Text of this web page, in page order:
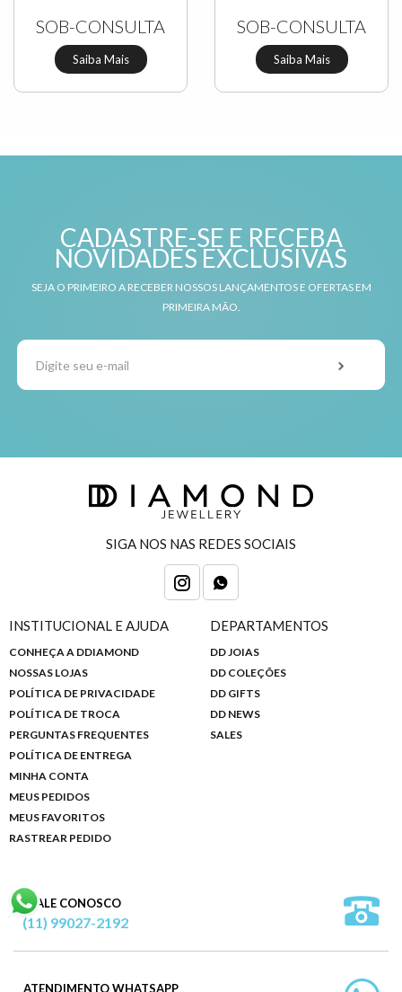
SOB-CONSULTA
Saiba Mais
SOB-CONSULTA
Saiba Mais
CADASTRE-SE E RECEBA
NOVIDADES EXCLUSIVAS
SEJA O PRIMEIRO A RECEBER NOSSOS LANÇAMENTOS E OFERTAS EM
PRIMEIRA MÃO.
SIGA NOS NAS REDES SOCIAIS
INSTITUCIONAL E AJUDA
CONHEÇA A DDIAMOND
NOSSAS LOJAS
POLÍTICA DE PRIVACIDADE
POLÍTICA DE TROCA
PERGUNTAS FREQUENTES
POLÍTICA DE ENTREGA
MINHA CONTA
MEUS PEDIDOS
MEUS FAVORITOS
RASTREAR PEDIDO
DEPARTAMENTOS
DD JOIAS
DD COLEÇÕES
DD GIFTS
DD NEWS
SALES
FALE CONOSCO
(11) 99027-2192
ATENDIMENTO WHATSAPP